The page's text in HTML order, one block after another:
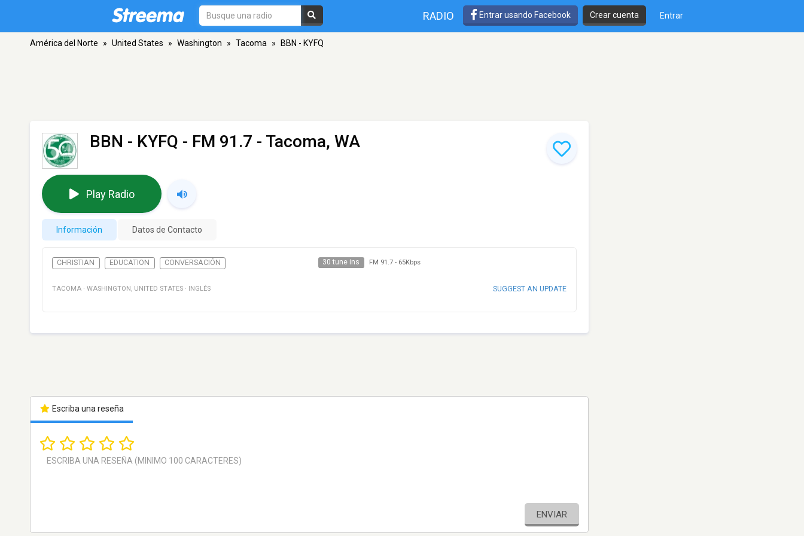
RADIO Entrar usando Facebook Crear cuenta Entrar
América del Norte » United States » Washington » Tacoma » BBN - KYFQ
BBN - KYFQ - FM 91.7 - Tacoma, WA
Play Radio
Información Datos de Contacto
CHRISTIAN EDUCATION CONVERSACIÓN 30 tune ins FM 91.7- 65Kbps
TACOMA · WASHINGTON , UNITED STATES · INGLÉS SUGGEST AN UPDATE
Escriba una reseña
ENVIAR